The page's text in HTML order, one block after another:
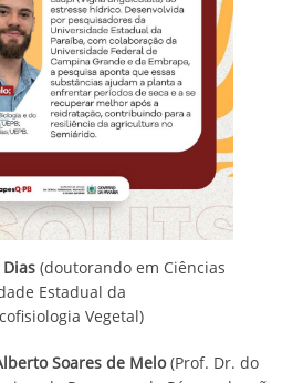
(doutorando em Ciências
Estadual da
Vegetal)
Soares de Melo(Prof. Dr. do